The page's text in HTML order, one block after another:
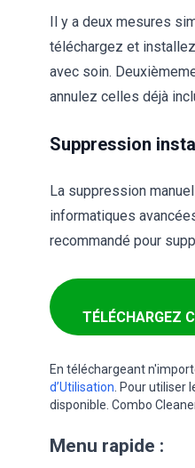
Il y a deux mesures
téléchargez et
avec soin.
annulez celles déjà
Suppression
La suppression
informatiques
recommandé pour
TÉLÉCHARGEZ
En téléchargeant
d’Utilisation . Pour
disponible. Combo
Menu rapide :